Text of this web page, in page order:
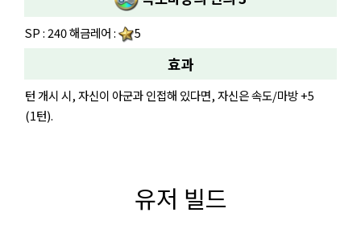
SP : 240 해금레어 : 5
효과
턴 개시 시, 자신이 아군과 인접해 있다면, 자신은 속도/마방 +5
(1턴).
유저 빌드